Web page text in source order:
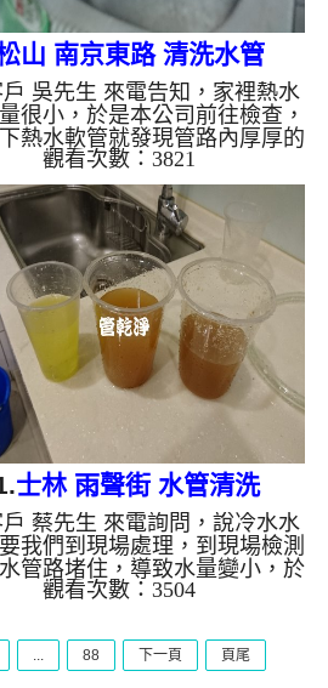
山 南京東路 清洗水管
吳先生 來電告知，家裡熱水
很小，於是本公司前往檢查，
熱水軟管就發現管路內厚厚的
，於是本公司架起 水管清洗機
洗水管 ， 管路不斷噴出咖啡色
如下圖， 水管清洗 約兩個多小
戶終於能好好的洗澡了。 清洗
管清洗, 洗水管, 熱水管堵塞, 熱
水忽冷忽熱 ...
觀看次數：3821
士林 雨聲街 水管清洗
蔡先生 來電詢問，說冷水水
我們到現場處理，到現場檢測
管路堵住，導致水量變小，於
司架起 水管清洗機 ，開始 洗水
直噴出有顏色的水，如下圖，
洗 約兩個多小時，水管管路出
觀看次數：3504
... 88 下一頁 頁尾